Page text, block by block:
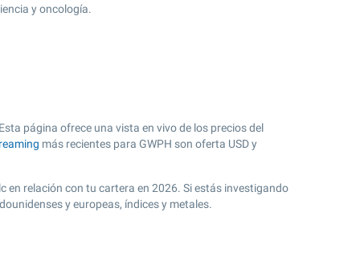
y oncología.
página ofrece una vista en vivo de los precios del
más recientes para GWPH son oferta USD y
en relación con tu cartera en 2026. Si estás investigando
y europeas, índices y metales.